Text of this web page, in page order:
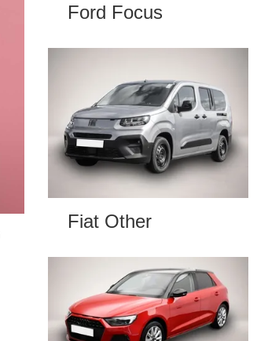
Ford Focus
Fiat Other